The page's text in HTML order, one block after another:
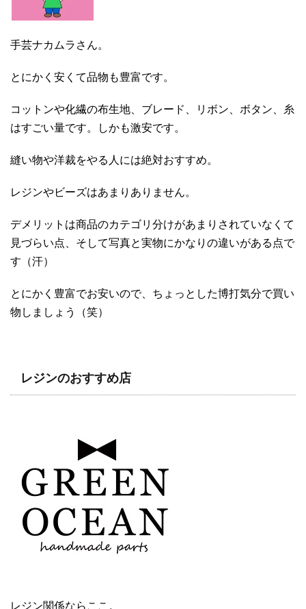
手芸ナカムラさん。
とにかく安くて品物も豊富です。
コットンや化繊の布生地、ブレード、リボン、ボタン、糸
はすごい量です。しかも激安です。
縫い物や洋裁をやる人には絶対おすすめ。
レジンやビーズはあまりありません。
デメリットは商品のカテゴリ分けがあまりされていなくて
見づらい点、そして写真と実物にかなりの違いがある点で
す（汗）
とにかく豊富でお安いので、ちょっとした博打気分で買い
物しましょう（笑）
レジンのおすすめ店
レジン関係ならここ。